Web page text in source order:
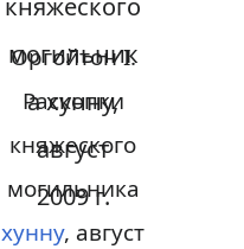
Оргойтон I.
Раскопки
княжеского
могильника
хунну, август